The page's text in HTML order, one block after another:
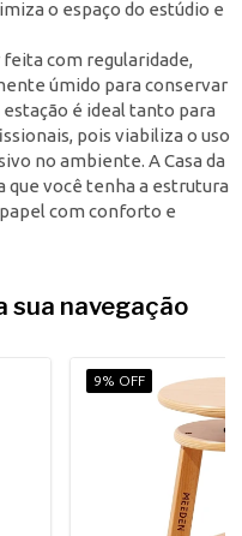
o espaço do estúdio e
com regularidade,
úmido para conservar
é ideal tanto para
pois viabiliza o uso
no ambiente. A Casa da
você tenha a estrutura
com conforto e
sua navegação
9% OFF